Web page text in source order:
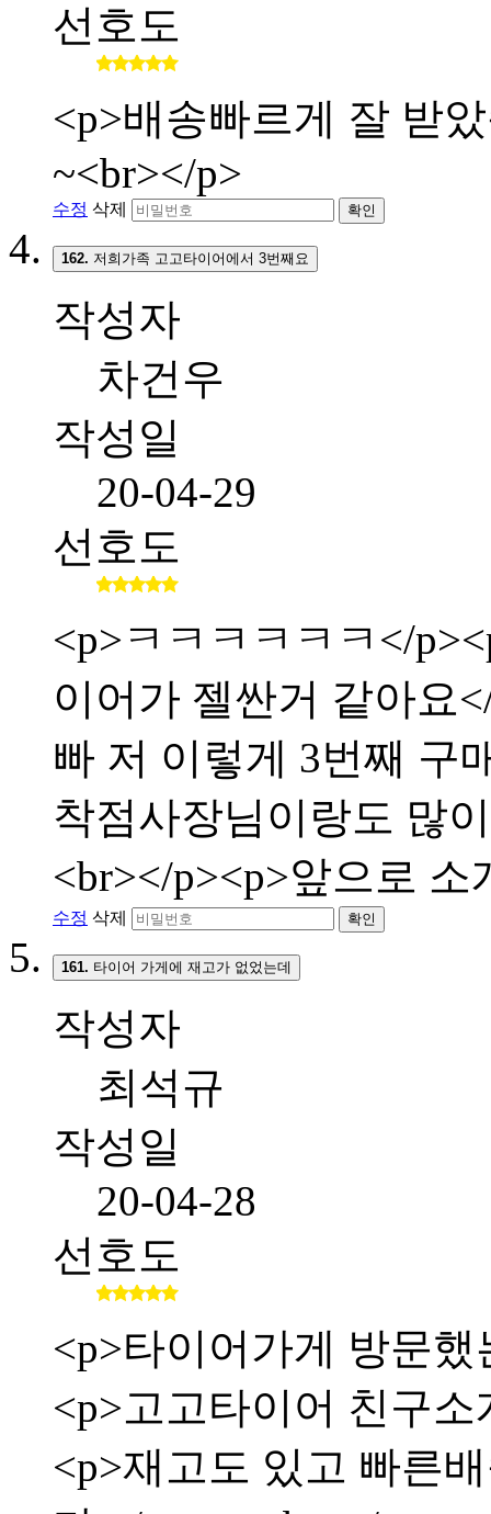
선호도
<p>배송빠르게 잘 받
~<br></p>
수정 삭제 확인
162. 저희가족 고고타이어에서 3번째요
작성자
차건우
작성일
20-04-29
선호도
<p>ㅋㅋㅋㅋㅋㅋ</
이어가 젤싼거 같아요
빠 저 이렇게 3번째 구
착점사장님이랑도 많
<br></p><p>앞으로
수정 삭제 확인
161. 타이어 가게에 재고가 없었는데
작성자
최석규
작성일
20-04-28
선호도
<p>타이어가게 방문
<p>고고타이어 친구
<p>재고도 있고 빠른